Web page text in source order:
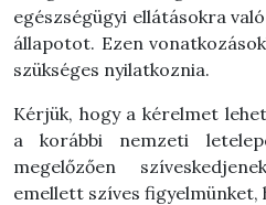
egészségügyi ellátásokra
állapotot. Ezen
szükséges nyilatkoznia.
Kérjük, hogy a kérelmet
a korábbi nemzeti
megelőzően
emellett szíves